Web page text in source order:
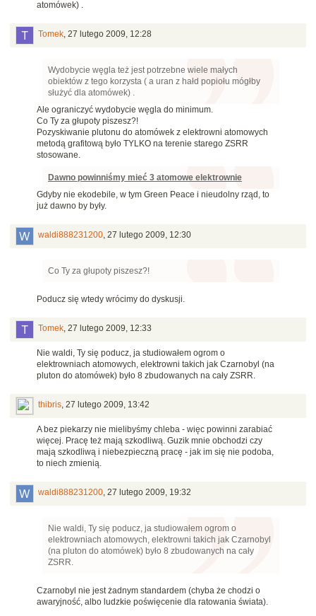
atomówek) .
Tomek, 27 lutego 2009, 12:28
Wydobycie węgla też jest potrzebne wiele małych
obiektów z tego korzysta ( a uran z hałd popiołu mógłby
służyć dla atomówek) .
Ale ograniczyć wydobycie węgla do minimum.
Co Ty za głupoty piszesz?!
Pozyskiwanie plutonu do atomówek z elektrowni atomowych
metodą grafitową było TYLKO na terenie starego ZSRR
stosowane.
Dawno powinniśmy mieć 3 atomowe elektrownie
Gdyby nie ekodebile, w tym Green Peace i nieudolny rząd, to
już dawno by były.
waldi888231200, 27 lutego 2009, 12:30
Co Ty za głupoty piszesz?!
Poducz się wtedy wrócimy do dyskusji.
Tomek, 27 lutego 2009, 12:33
Nie waldi, Ty się poducz, ja studiowałem ogrom o
elektrowniach atomowych, elektrowni takich jak Czarnobyl (na
pluton do atomówek) było 8 zbudowanych na cały ZSRR.
thibris, 27 lutego 2009, 13:42
A bez piekarzy nie mielibyśmy chleba - więc powinni zarabiać
więcej. Pracę też mają szkodliwą. Guzik mnie obchodzi czy
mają szkodliwą i niebezpieczną pracę - jak im się nie podoba,
to niech zmienią.
waldi888231200, 27 lutego 2009, 19:32
Nie waldi, Ty się poducz, ja studiowałem ogrom o
elektrowniach atomowych, elektrowni takich jak Czarnobyl
(na pluton do atomówek) było 8 zbudowanych na cały
ZSRR.
Czarnobyl nie jest żadnym standardem (chyba że chodzi o
awaryjność, albo ludzkie poświęcenie dla ratowania świata).